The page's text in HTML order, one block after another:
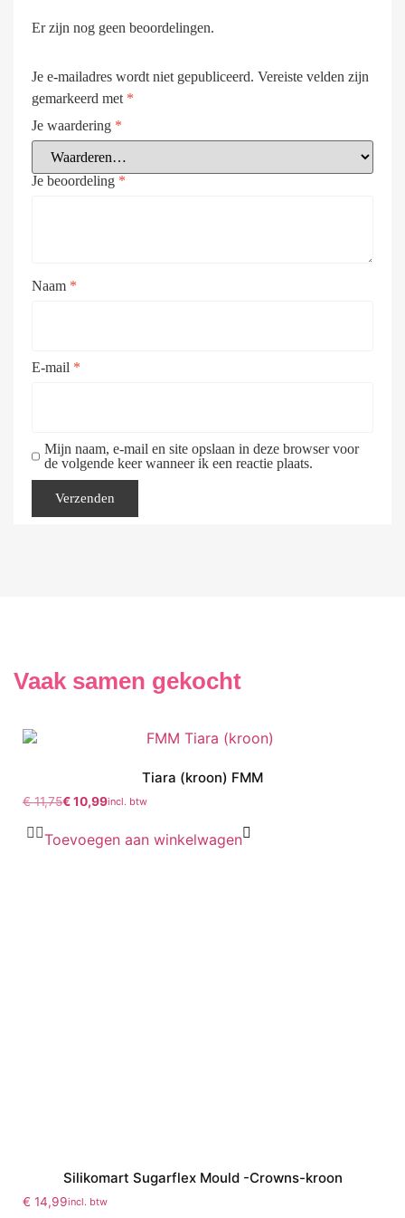
Er zijn nog geen beoordelingen.
Je e-mailadres wordt niet gepubliceerd. Vereiste velden zijn
gemarkeerd met *
Je waardering *
Je beoordeling *
Naam *
E-mail *
Mijn naam, e-mail en site opslaan in deze browser voor
de volgende keer wanneer ik een reactie plaats.
Vaak samen gekocht
Tiara (kroon) FMM
€11,75€10,99incl. btw
Toevoegen aan winkelwagen
Silikomart Sugarflex Mould -Crowns-kroon
€ 14,99incl. btw